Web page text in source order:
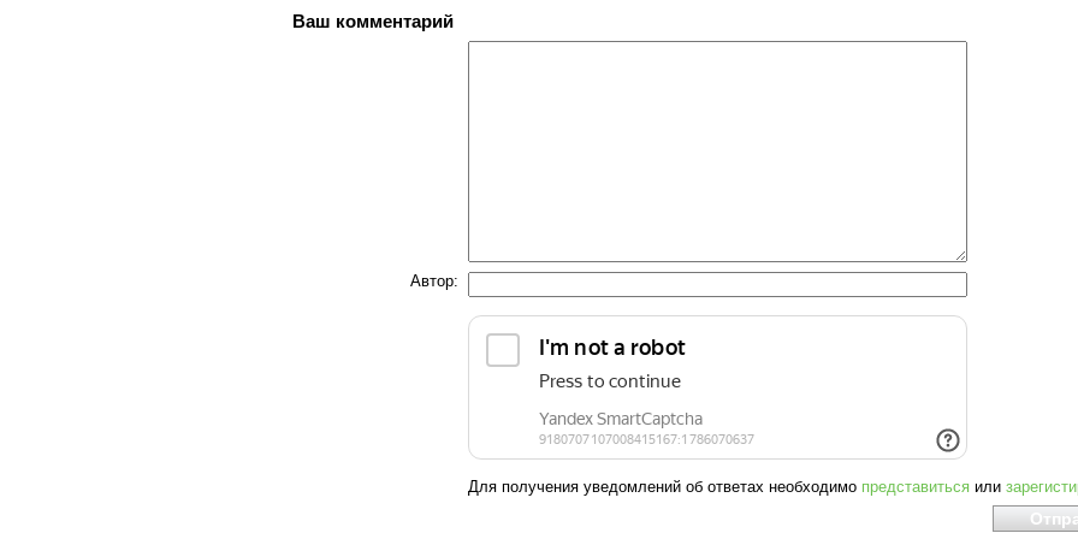
Ваш комментарий
Автор:
Для получения уведомлений об ответах необходимо представиться или